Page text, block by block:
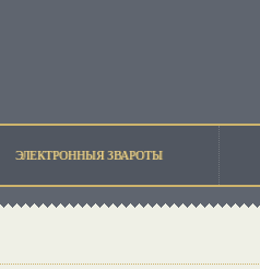
ЭЛЕКТРОННЫЯ ЗВАРОТЫ